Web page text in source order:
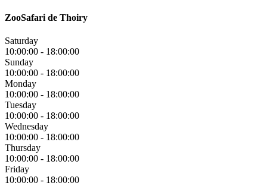
ZooSafari de Thoiry
Saturday
10:00:00 - 18:00:00
Sunday
10:00:00 - 18:00:00
Monday
10:00:00 - 18:00:00
Tuesday
10:00:00 - 18:00:00
Wednesday
10:00:00 - 18:00:00
Thursday
10:00:00 - 18:00:00
Friday
10:00:00 - 18:00:00